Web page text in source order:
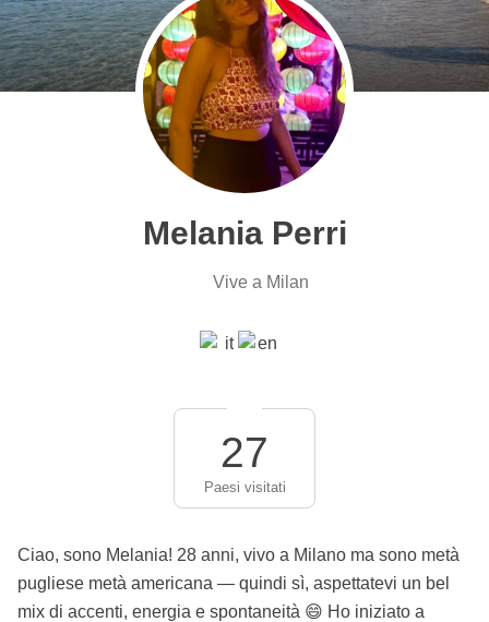
Melania Perri
Vive a Milan
27
Paesi visitati
Ciao, sono Melania! 28 anni, vivo a Milano ma sono metà
pugliese metà americana — quindi sì, aspettatevi un bel
mix di accenti, energia e spontaneità 😄 Ho iniziato a